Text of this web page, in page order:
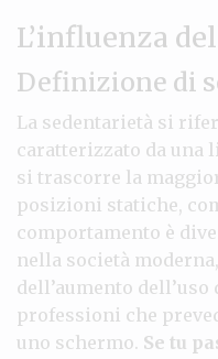
L’influenza
Definizione di
La sedentarietà si
caratterizzato da una
si trascorre la
posizioni statiche,
comportamento è
nella società
dell’aumento
professioni che
uno schermo. Se tu